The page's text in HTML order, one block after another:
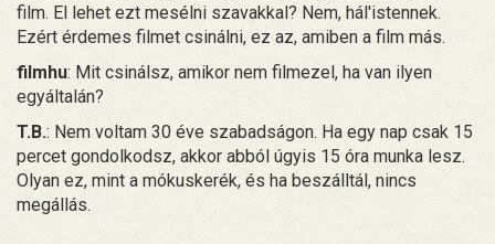
film. El lehet ezt mesélni szavakkal? Nem, hál'istennek.
Ezért érdemes filmet csinálni, ez az, amiben a film más.
filmhu: Mit csinálsz, amikor nem filmezel, ha van ilyen
egyáltalán?
T.B.: Nem voltam 30 éve szabadságon. Ha egy nap csak 15
percet gondolkodsz, akkor abból úgyis 15 óra munka lesz.
Olyan ez, mint a mókuskerék, és ha beszálltál, nincs
megállás.